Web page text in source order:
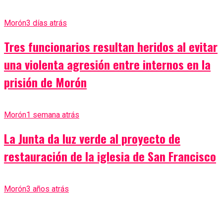
Morón3 días atrás
Tres funcionarios resultan heridos al evitar
una violenta agresión entre internos en la
prisión de Morón
Morón1 semana atrás
La Junta da luz verde al proyecto de
restauración de la iglesia de San Francisco
Morón3 años atrás